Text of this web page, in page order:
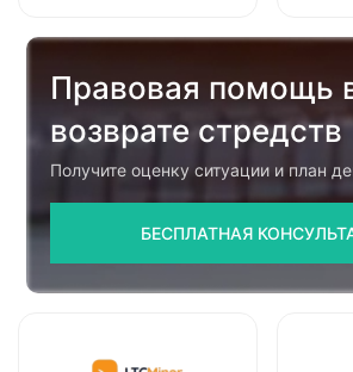
Правовая помощь
возврате стредств
Получите оценку ситуации и план
БЕСПЛАТНАЯ